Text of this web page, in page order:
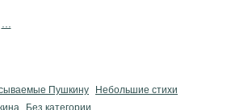
Пушкину
Небольшие стихи
Без категории